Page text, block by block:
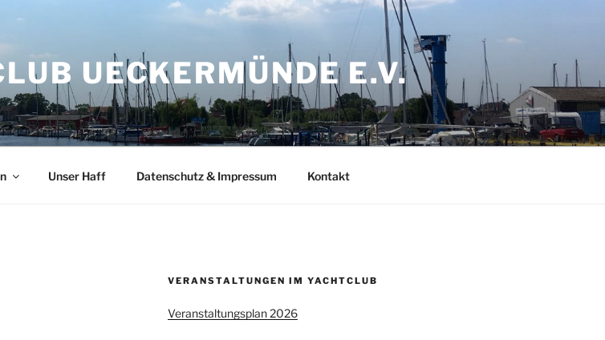
UECKERMÜNDE E.V.
Unser Haff Datenschutz & Impressum Kontakt
VERANSTALTUNGEN IM YACHTCLUB
Veranstaltungsplan 2026